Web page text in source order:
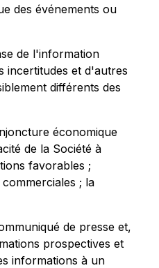
des événements ou
de l'information
incertitudes et d'autres
différents des
économique
de la Société à
favorables ;
; la
de presse et,
prospectives et
informations à un